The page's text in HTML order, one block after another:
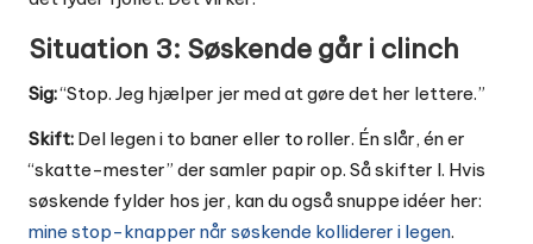
Situation 3: Søskende går i clinch
Sig:“Stop. Jeg hjælper jer med at gøre det her lettere.”
Skift: Del legen i to baner eller to roller. Én slår, én er
“skatte-mester” der samler papir op. Så skifter I. Hvis
søskende fylder hos jer, kan du også snuppe idéer her:
mine stop-knapper når søskende kolliderer i legen.